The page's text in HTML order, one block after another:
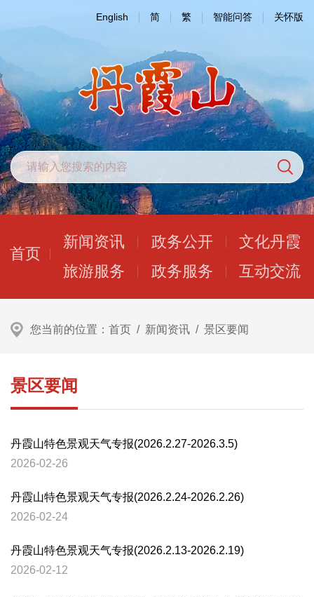
English 简 繁 智能问答 关怀版
首页
新闻资讯 政务公开
文化丹霞
旅游服务
政务服务 互动交流
您当前的位置： 首页 / 新闻资讯 / 景区要闻
景区要闻
丹霞山特色景观天气专报(2026.2.27-2026.3.5)
2026-02-26
丹霞山特色景观天气专报(2026.2.24-2026.2.26)
2026-02-24
丹霞山特色景观天气专报(2026.2.13-2026.2.19)
2026-02-12